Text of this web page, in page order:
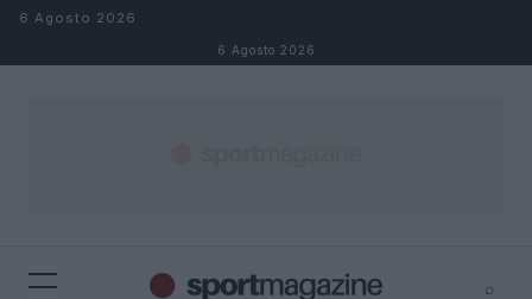
Salta al contenuto
6 Agosto 2026
6 Agosto 2026
⌕